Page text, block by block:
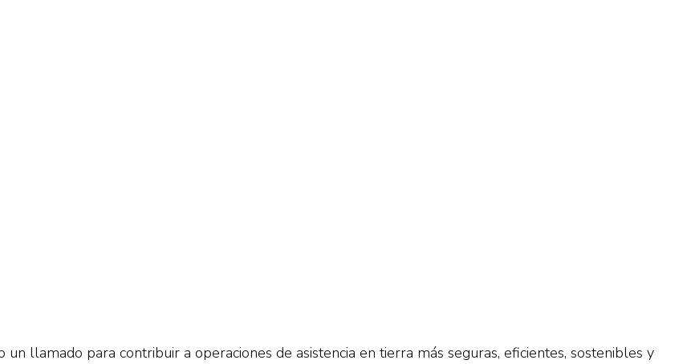
llamado para contribuir a operaciones de asistencia en tierra más seguras, eficientes, sostenibles y